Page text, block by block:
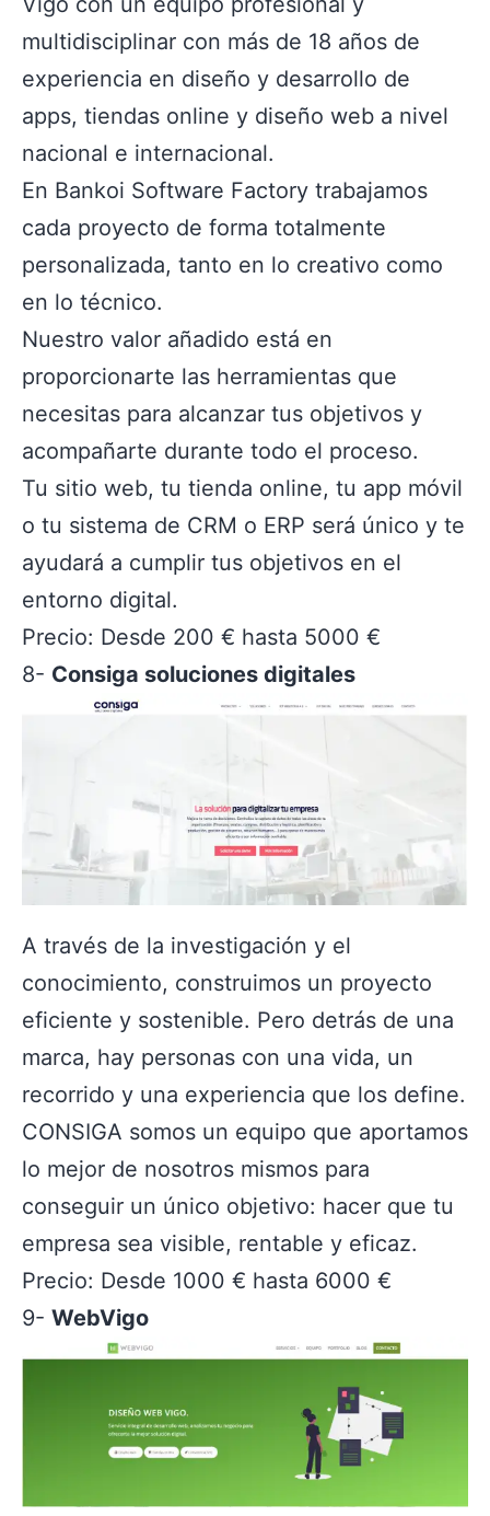
multidisciplinar con más de 18 años de
experiencia en diseño y desarrollo de
apps, tiendas online y diseño web a nivel
nacional e internacional.
En Bankoi Software Factory trabajamos
cada proyecto de forma totalmente
personalizada, tanto en lo creativo como
en lo técnico.
Nuestro valor añadido está en
proporcionarte las herramientas que
necesitas para alcanzar tus objetivos y
acompañarte durante todo el proceso.
Tu sitio web, tu tienda online, tu app móvil
o tu sistema de CRM o ERP será único y te
ayudará a cumplir tus objetivos en el
entorno digital.
Precio: Desde 200 € hasta 5000 €
8- Consiga soluciones digitales
A través de la investigación y el
conocimiento, construimos un proyecto
eficiente y sostenible. Pero detrás de una
marca, hay personas con una vida, un
recorrido y una experiencia que los define.
CONSIGA somos un equipo que aportamos
lo mejor de nosotros mismos para
conseguir un único objetivo: hacer que tu
empresa sea visible, rentable y eficaz.
Precio: Desde 1000 € hasta 6000 €
9- WebVigo